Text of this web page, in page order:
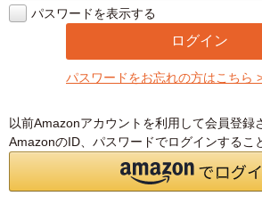
パスワードを表示する
パスワードをお忘れの方はこちら
以前Amazonアカウントを利用して会員登録
AmazonのID、パスワードでログインするこ